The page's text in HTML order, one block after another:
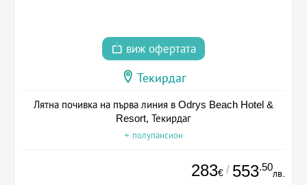
виж офертата
Текирдаг
Лятна почивка на първа линия в Odrys Beach Hotel &
Resort, Текирдаг
+ полупансион
283€ / 553.50
лв.